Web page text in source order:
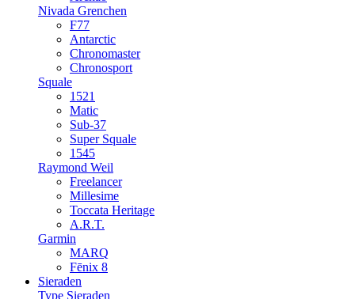
Nivada Grenchen
F77
Antarctic
Chronomaster
Chronosport
Squale
1521
Matic
Sub-37
Super Squale
1545
Raymond Weil
Freelancer
Millesime
Toccata Heritage
A.R.T.
Garmin
MARQ
Fēnix 8
Sieraden
Type Sieraden